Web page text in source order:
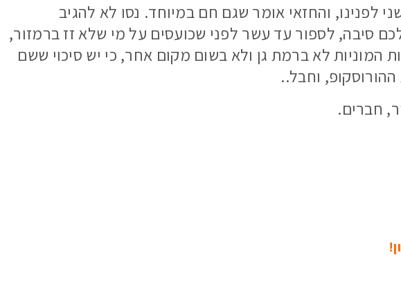
לפנינו, והחזאי אומר שגם חם במיוחד. נסו לא להגיב
סיבה, לספור עד עשר לפני שכועסים על מי שלא זז ברמזור,
המוניות לא ברמת גן ולא בשום מקום אחר, כי יש סיכוי ששם
וחבל..
חברים.